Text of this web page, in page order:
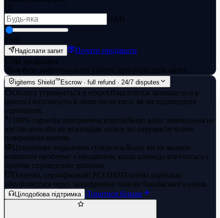
UAH
0500
Надіслати запит
Почати продавати
Як це працює
· Вам буде запропоновано увійти, щоб надіслати запит.
igitems Shield™ Escrow · full refund · 24/7 disputes
Оплата утримується в ескроуВаш платіж залишається в
igitems і виплачується лише після того, як ви підтвердите
отримання.
100% гарантія повернення коштівЯкщо ваше замовлення не
доставлено або не відповідає опису, ви отримаєте повне
повернення коштів.
Цілодобове вирішення суперечок Якщо ви не можете
вирішити проблему з продавцем, наша команда втрутиться і
прийме справедливе рішення.
Платежі, сертифіковані PCI DSSПлатежі картками
обробляються через зашифровані шлюзи банківського рівня.
Цілодобова підтримка Дізнатися більше